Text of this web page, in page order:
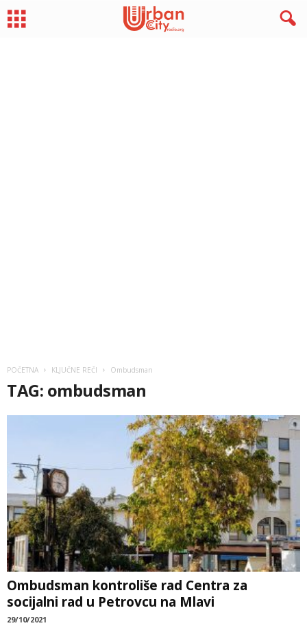
POČETNA KLJUČNE REČI Ombudsman
TAG: ombudsman
Ombudsman kontroliše rad Centra za
socijalni rad u Petrovcu na Mlavi
29/10/2021